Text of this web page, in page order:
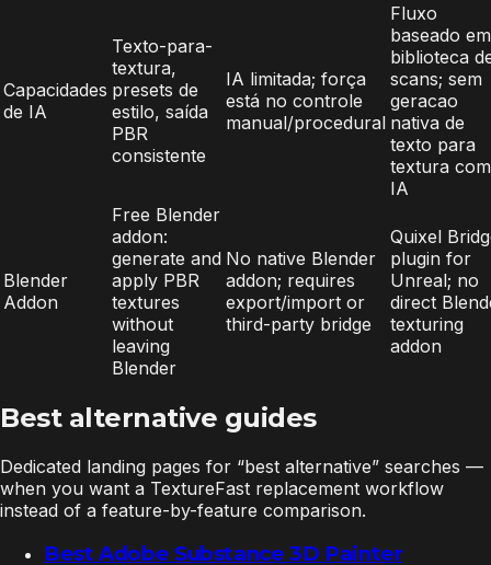
Capacidades
de IA
Texto-para-
textura,
presets de
estilo, saída
PBR
consistente
IA limitada; força
está no controle
manual/procedural
Fluxo
baseado em
biblioteca
scans; sem
geracao
nativa de
texto para
textura com
IA
Blender
Addon
Free Blender
addon:
generate and
apply PBR
textures
without
leaving
Blender
No native Blender
addon; requires
export/import or
third-party bridge
Quixel
plugin for
Unreal; no
direct
texturing
addon
Best alternative guides
Dedicated landing pages for “best alternative” searches —
when you want a TextureFast replacement workflow
instead of a feature-by-feature comparison.
Best Adobe Substance 3D Painter